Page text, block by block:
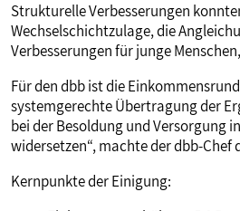
Strukturelle Verbesserungen
Wechselschichtzulage, die
Verbesserungen für junge
Für den dbb ist die
systemgerechte Übertragung der
bei der Besoldung und Versorgung
widersetzen“, machte der dbb-Chef
Kernpunkte der Einigung: